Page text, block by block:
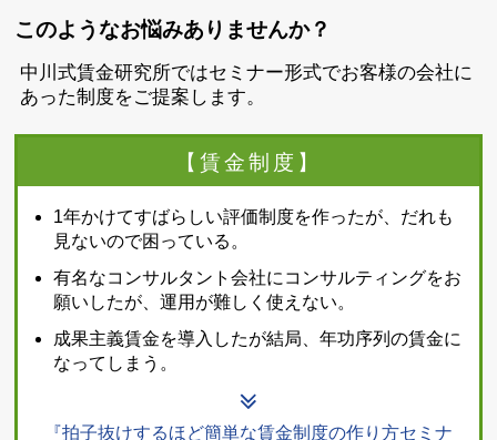
このようなお悩みありませんか？
中川式賃金研究所ではセミナー形式でお客様の会社に
あった制度をご提案します。
【賃金制度】
1年かけてすばらしい評価制度を作ったが、だれも
見ないので困っている。
有名なコンサルタント会社にコンサルティングをお
願いしたが、運用が難しく使えない。
成果主義賃金を導入したが結局、年功序列の賃金に
なってしまう。
『拍子抜けするほど簡単な賃金制度の作り方セミナ